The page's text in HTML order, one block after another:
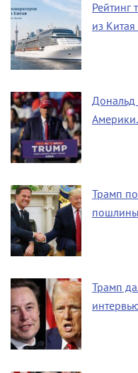
Рейтинг
из
Дональд
Трамп
Трамп